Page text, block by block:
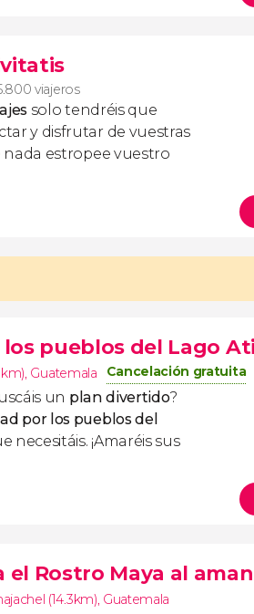
viajeros
solo tendréis que
y disfrutar de vuestras
nada estropee vuestro
pueblos del Lago
, Guatemala Cancelación gratuita
un plan divertido?
por los pueblos del
necesitáis. ¡Amaréis sus
el Rostro Maya al
(14.3km), Guatemala